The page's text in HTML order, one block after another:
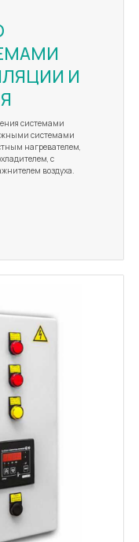
И
системами
системами
нагревателем,
с
воздуха.